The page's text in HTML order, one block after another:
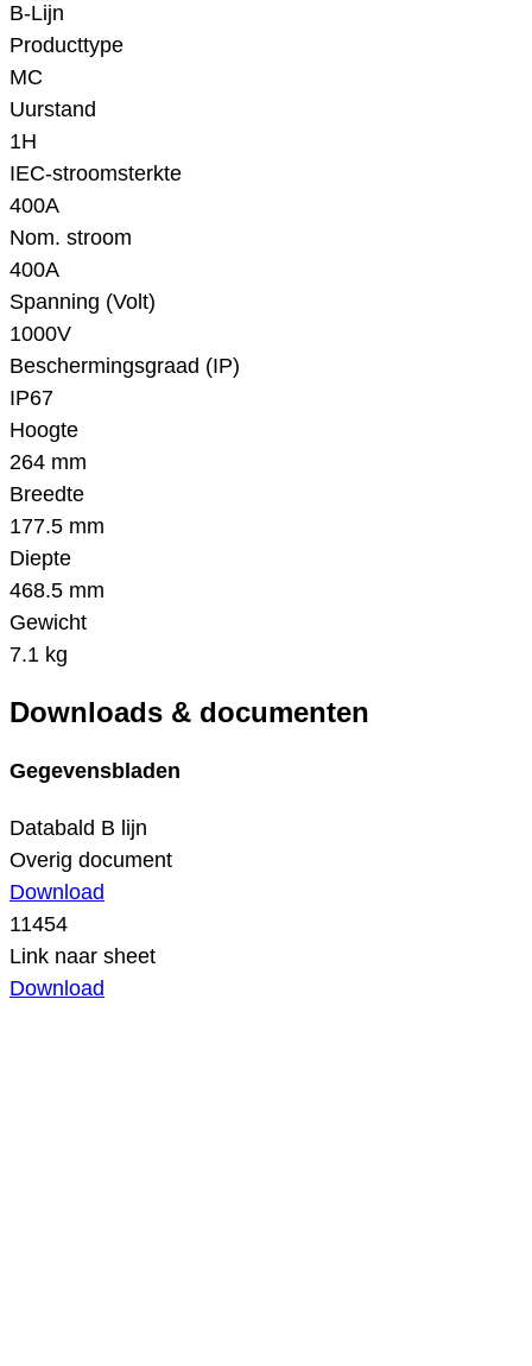
B-Lijn
Producttype
MC
Uurstand
1H
IEC-stroomsterkte
400A
Nom. stroom
400A
Spanning (Volt)
1000V
Beschermingsgraad (IP)
IP67
Hoogte
264 mm
Breedte
177.5 mm
Diepte
468.5 mm
Gewicht
7.1 kg
Downloads & documenten
Gegevensbladen
Databald B lijn
Overig document
Download
11454
Link naar sheet
Download